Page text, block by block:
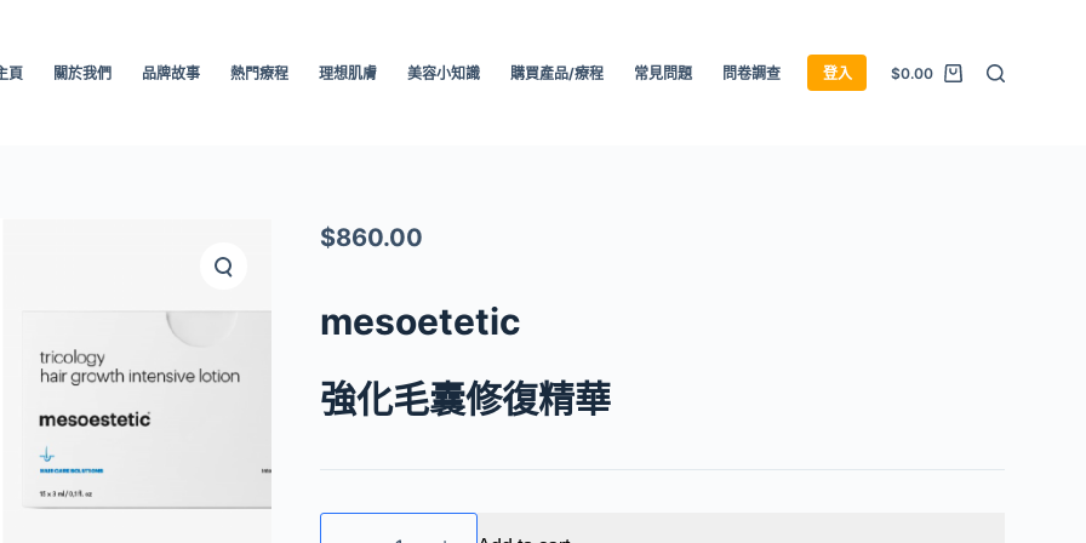
頁 關於我們 品牌故事 熱門療程 理想肌膚 美容小知識 購買產品/療程 常見問題 問卷調查 登入 $0.00
$860.00
mesoetetic
強化毛囊修復精華